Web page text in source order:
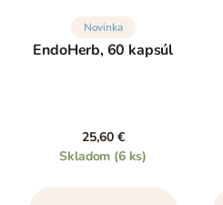
Novinka
EndoHerb, 60 kapsúl
25,60 €
Skladom (6 ks)